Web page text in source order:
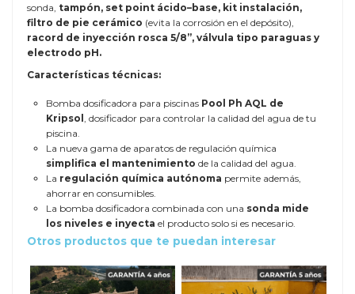
sonda, tampón, set point ácido–base, kit instalación,
filtro de pie cerámico (evita la corrosión en el depósito),
racord de inyección rosca 5/8”, válvula tipo paraguas y
electrodo pH.
Características técnicas:
Bomba dosificadora para piscinas Pool Ph AQL de
Kripsol , dosificador para controlar la calidad del agua de tu
piscina.
La nueva gama de aparatos de regulación química
simplifica el mantenimiento de la calidad del agua.
La regulación química autónoma permite además,
ahorrar en consumibles.
La bomba dosificadora combinada con una sonda mide
los niveles e inyecta el producto solo si es necesario.
Otros productos que te puedan interesar